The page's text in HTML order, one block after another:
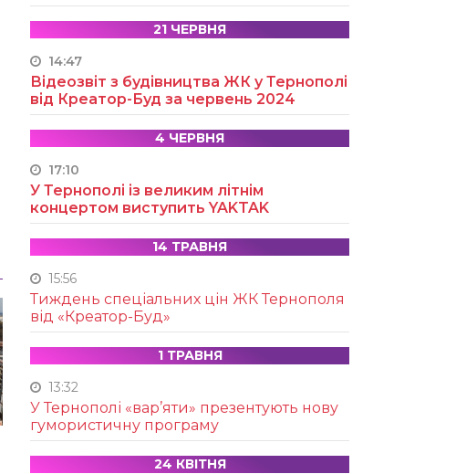
21 ЧЕРВНЯ
14:47
Відеозвіт з будівництва ЖК у Тернополі
від Креатор-Буд за червень 2024
4 ЧЕРВНЯ
17:10
У Тернополі із великим літнім
концертом виступить YAKTAK
14 ТРАВНЯ
15:56
Тиждень спеціальних цін ЖК Тернополя
від «Креатор-Буд»
1 ТРАВНЯ
13:32
У Тернополі «вар’яти» презентують нову
гумористичну програму
24 КВІТНЯ